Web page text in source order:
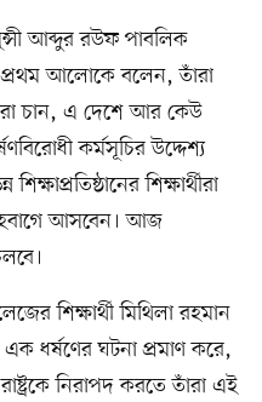
আব্দুর রউফ পাবলিক
প্রথম আলোকে বলেন, তাঁরা
চান, এ দেশে আর কেউ
কর্মসূচির উদ্দেশ্য
শিক্ষাপ্রতিষ্ঠানের শিক্ষার্থীরা
আসবেন। আজ
শিক্ষার্থী মিথিলা রহমান
ধর্ষণের ঘটনা প্রমাণ করে,
নিরাপদ করতে তাঁরা এই